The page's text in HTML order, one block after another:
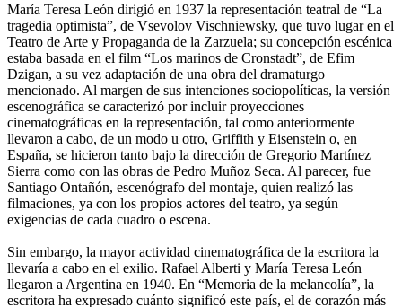
María Teresa León dirigió en 1937 la representación teatral de “La
tragedia optimista”, de Vsevolov Vischniewsky, que tuvo lugar en el
Teatro de Arte y Propaganda de la Zarzuela; su concepción escénica
estaba basada en el film “Los marinos de Cronstadt”, de Efim
Dzigan, a su vez adaptación de una obra del dramaturgo
mencionado. Al margen de sus intenciones sociopolíticas, la versión
escenográfica se caracterizó por incluir proyecciones
cinematográficas en la representación, tal como anteriormente
llevaron a cabo, de un modo u otro, Griffith y Eisenstein o, en
España, se hicieron tanto bajo la dirección de Gregorio Martínez
Sierra como con las obras de Pedro Muñoz Seca. Al parecer, fue
Santiago Ontañón, escenógrafo del montaje, quien realizó las
filmaciones, ya con los propios actores del teatro, ya según
exigencias de cada cuadro o escena.
Sin embargo, la mayor actividad cinematográfica de la escritora la
llevaría a cabo en el exilio. Rafael Alberti y María Teresa León
llegaron a Argentina en 1940. En “Memoria de la melancolía”, la
escritora ha expresado cuánto significó este país, el de corazón más